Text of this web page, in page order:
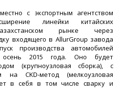
с экспортным агентством
линейки китайских
рынке через
входящего в AllurGroup завода
производства автомобилей
2015 года. Оно будет
(крупноузловая сборка), с
на CKD-метод (мелкоузловая
в себя в том числе сварку и